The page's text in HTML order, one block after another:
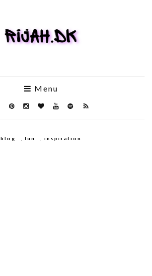
Menu
blog , fun , inspiration